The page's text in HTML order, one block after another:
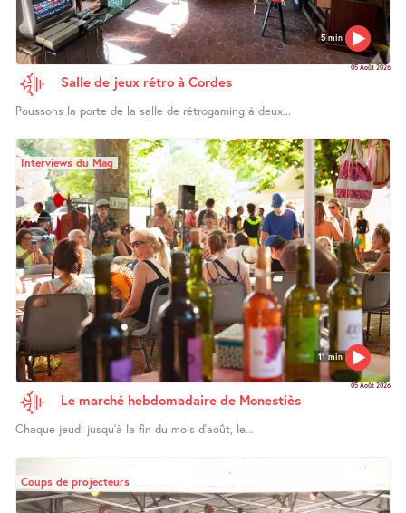
5 min
05 Août 2026
Salle de jeux rétro à Cordes
Poussons la porte de la salle de rétrogaming à deux...
11 min
Interviews du Mag
05 Août 2026
Le marché hebdomadaire de Monestiès
Chaque jeudi jusqu’à la fin du mois d’août, le...
Coups de projecteurs